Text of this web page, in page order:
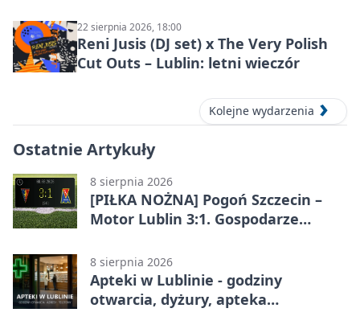
22 sierpnia 2026, 18:00
Reni Jusis (DJ set) x The Very Polish
Cut Outs – Lublin: letni wieczór
Kolejne wydarzenia
Ostatnie Artykuły
8 sierpnia 2026
[PIŁKA NOŻNA] Pogoń Szczecin –
Motor Lublin 3:1. Gospodarze
Ekstraklasy
8 sierpnia 2026
Apteki w Lublinie - godziny
otwarcia, dyżury, apteka